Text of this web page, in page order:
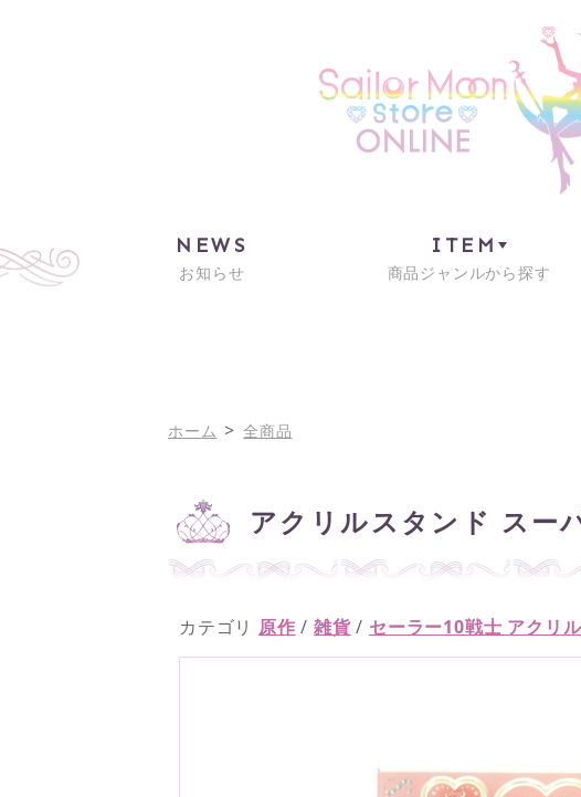
NEWS
お知らせ
ITEM
商品ジャンルから探す
ホーム > 全商品
アクリルスタンド スー
カテゴリ 原作 /雑貨 / セーラー10戦士 アクリ